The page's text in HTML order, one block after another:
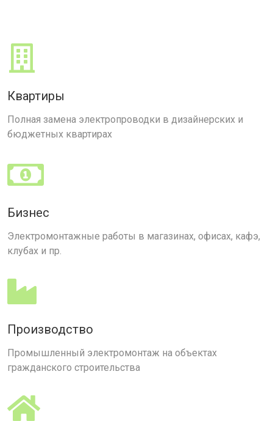
Квартиры
Полная замена электропроводки в дизайнерских и
бюджетных квартирах
Бизнес
Электромонтажные работы в магазинах, офисах, кафэ,
клубах и пр.
Производство
Промышленный электромонтаж на объектах
гражданского строительства